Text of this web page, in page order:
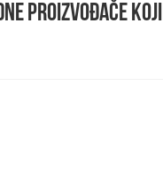
proizvođače koji